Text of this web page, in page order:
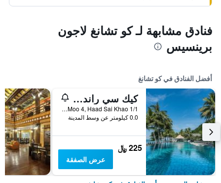
فنادق مشابهة لـ كو تشانغ لاجون
برينسيس
أفضل الفنادق في كو تشانغ
كيك سي راند ريزورت كو تشانج
1/1 Moo 4, Haad Sai Khao, كو تشانغ, تايلاند
0.0 كيلومتر عن وسط المدينة
225 ﷼
عرض الصفقة